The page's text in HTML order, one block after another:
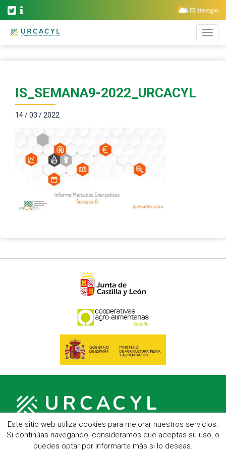
IS_SEMANA9-2022_URCACYL
14 / 03 / 2022
Este sitio web utiliza cookies para mejorar nuestros servicios.
Si continúas navegando, consideramos que aceptas su uso, o
puedes optar por informarte más si lo deseas.